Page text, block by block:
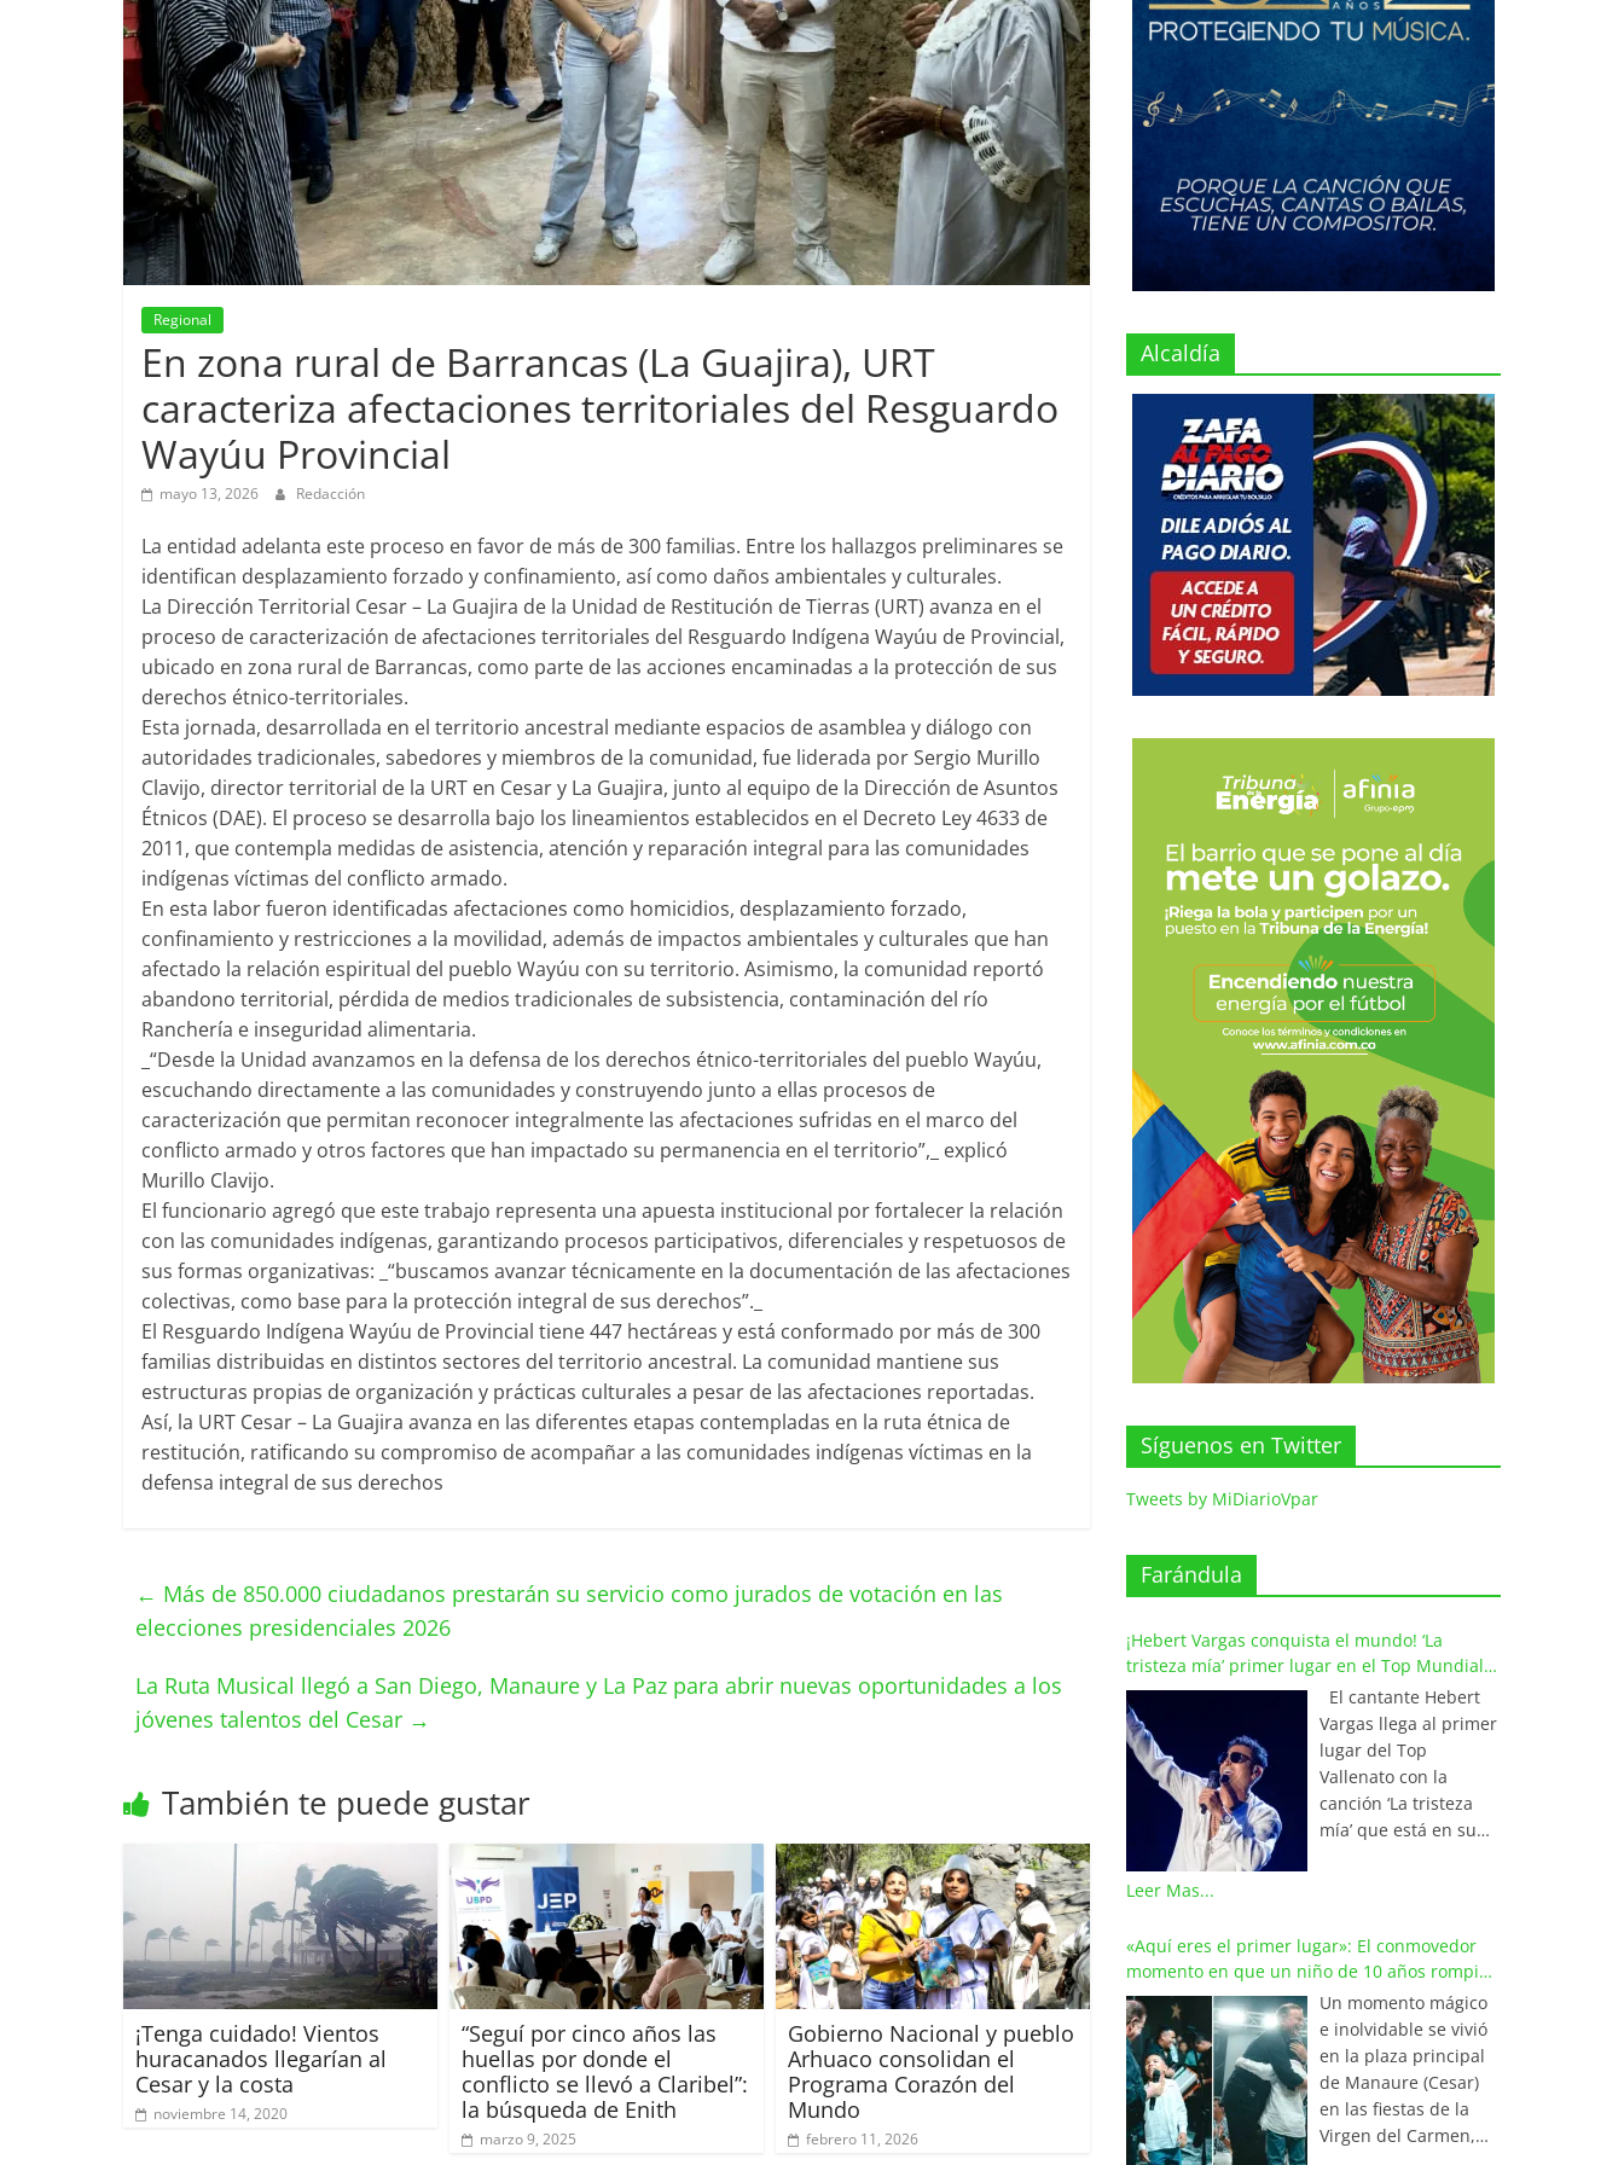
Regional
En zona rural de Barrancas (La Guajira), URT
caracteriza afectaciones territoriales del Resguardo
Wayúu Provincial
mayo 13, 2026 Redacción
La entidad adelanta este proceso en favor de más de 300 familias. Entre los hallazgos preliminares se
identifican desplazamiento forzado y confinamiento, así como daños ambientales y culturales.
La Dirección Territorial Cesar – La Guajira de la Unidad de Restitución de Tierras (URT) avanza en el
proceso de caracterización de afectaciones territoriales del Resguardo Indígena Wayúu de Provincial,
ubicado en zona rural de Barrancas, como parte de las acciones encaminadas a la protección de sus
derechos étnico-territoriales.
Esta jornada, desarrollada en el territorio ancestral mediante espacios de asamblea y diálogo con
autoridades tradicionales, sabedores y miembros de la comunidad, fue liderada por Sergio Murillo
Clavijo, director territorial de la URT en Cesar y La Guajira, junto al equipo de la Dirección de Asuntos
Étnicos (DAE). El proceso se desarrolla bajo los lineamientos establecidos en el Decreto Ley 4633 de
2011, que contempla medidas de asistencia, atención y reparación integral para las comunidades
indígenas víctimas del conflicto armado.
En esta labor fueron identificadas afectaciones como homicidios, desplazamiento forzado,
confinamiento y restricciones a la movilidad, además de impactos ambientales y culturales que han
afectado la relación espiritual del pueblo Wayúu con su territorio. Asimismo, la comunidad reportó
abandono territorial, pérdida de medios tradicionales de subsistencia, contaminación del río
Ranchería e inseguridad alimentaria.
_“Desde la Unidad avanzamos en la defensa de los derechos étnico-territoriales del pueblo Wayúu,
escuchando directamente a las comunidades y construyendo junto a ellas procesos de
caracterización que permitan reconocer integralmente las afectaciones sufridas en el marco del
conflicto armado y otros factores que han impactado su permanencia en el territorio”,_ explicó
Murillo Clavijo.
El funcionario agregó que este trabajo representa una apuesta institucional por fortalecer la relación
con las comunidades indígenas, garantizando procesos participativos, diferenciales y respetuosos de
sus formas organizativas: _“buscamos avanzar técnicamente en la documentación de las afectaciones
colectivas, como base para la protección integral de sus derechos”._
El Resguardo Indígena Wayúu de Provincial tiene 447 hectáreas y está conformado por más de 300
familias distribuidas en distintos sectores del territorio ancestral. La comunidad mantiene sus
estructuras propias de organización y prácticas culturales a pesar de las afectaciones reportadas.
Así, la URT Cesar – La Guajira avanza en las diferentes etapas contempladas en la ruta étnica de
restitución, ratificando su compromiso de acompañar a las comunidades indígenas víctimas en la
defensa integral de sus derechos
← Más de 850.000 ciudadanos prestarán su servicio como jurados de votación en las
elecciones presidenciales 2026
La Ruta Musical llegó a San Diego, Manaure y La Paz para abrir nuevas oportunidades a los
jóvenes talentos del Cesar →
También te puede gustar
¡Tenga cuidado! Vientos
huracanados llegarían al
Cesar y la costa
noviembre 14, 2020
“Seguí por cinco años las
huellas por donde el
conflicto se llevó a Claribel”:
la búsqueda de Enith
marzo 9, 2025
Gobierno Nacional y pueblo
Arhuaco consolidan el
Programa Corazón del
Mundo
febrero 11, 2026
Alcaldía
Síguenos en Twitter
Tweets by MiDiarioVpar
Farándula
¡Hebert Vargas conquista el mundo! ‘La
tristeza mía’ primer lugar en el Top Mundial
del Vallenato
El cantante Hebert
Vargas llega al primer
lugar del Top
Vallenato con la
canción ‘La tristeza
mía’ que está en su
de los listados
musicales en
Colombia y países de
América y Europa.
Esta emotiva
composición del
maestro Wilfran
Castillo se posicionó
en el primer lugar de
Leer Mas...
«Aquí eres el primer lugar»: El conmovedor
momento en que un niño de 10 años rompió
en llanto al cantar con Iván Villazón
Un momento mágico
e inolvidable se vivió
en la plaza principal
de Manaure (Cesar)
en las fiestas de la
Virgen del Carmen,